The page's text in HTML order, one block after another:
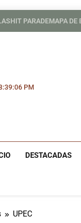
HIT PARADEMAPA DE
PM
DESTACADAS
UPEC